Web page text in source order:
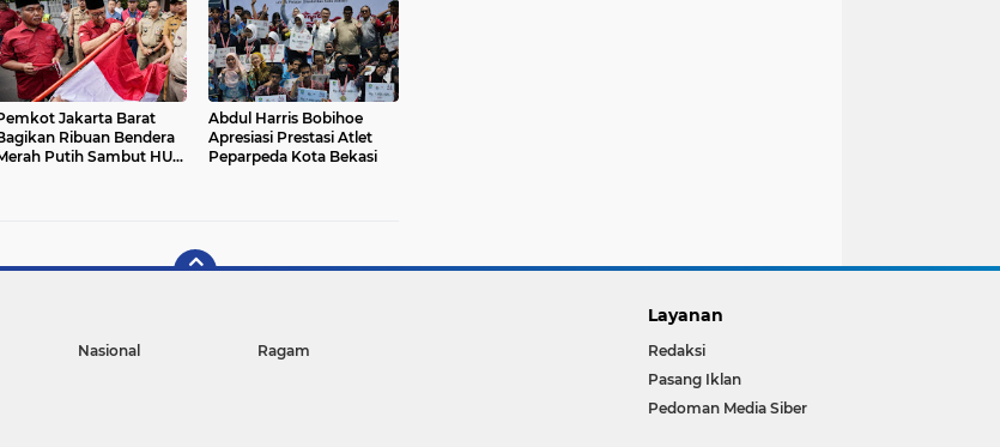
Kampung Sesor Seru-
seruan Nobar Final Piala
Dunia 2026
Jakarta Barat
Ribuan Bendera
Putih Sambut HUT
Abdul Harris Bobihoe
Apresiasi Prestasi Atlet
Peparpeda Kota Bekasi
Nasional Ragam
Layanan
Redaksi
Pasang Iklan
Pedoman Media Siber